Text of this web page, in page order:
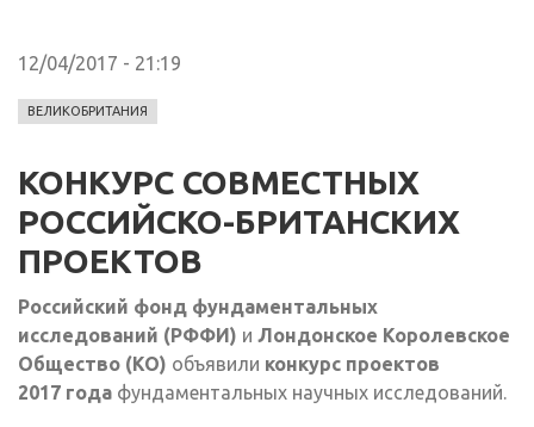
12/04/2017 - 21:19
ВЕЛИКОБРИТАНИЯ
КОНКУРС СОВМЕСТНЫХ
РОССИЙСКО-БРИТАНСКИХ
ПРОЕКТОВ
Российский фонд фундаментальных
исследований (РФФИ) и Лондонское Королевское
Общество (КО) объявили конкурс проектов
2017 года фундаментальных научных исследований.